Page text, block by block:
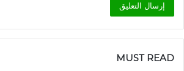
MUST READ